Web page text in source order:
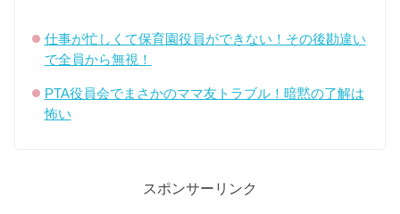
仕事が忙しくて保育園役員ができない！その後勘違い
で全員から無視！
PTA役員会でまさかのママ友トラブル！暗黙の了解は
怖い
スポンサーリンク